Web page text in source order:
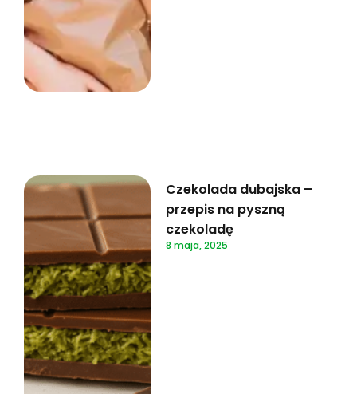
Czekolada dubajska –
przepis na pyszną
czekoladę
8 maja, 2025